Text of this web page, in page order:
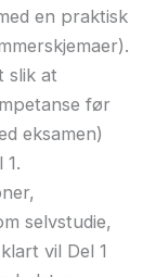
en praktisk
slik at
før
eksamen)
1.
selvstudie,
vil Del 1